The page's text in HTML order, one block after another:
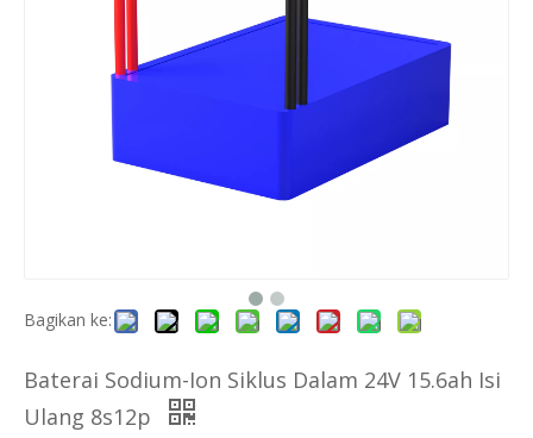
Bagikan ke:
Baterai Sodium-Ion Siklus Dalam 24V 15.6ah Isi
Ulang 8s12p